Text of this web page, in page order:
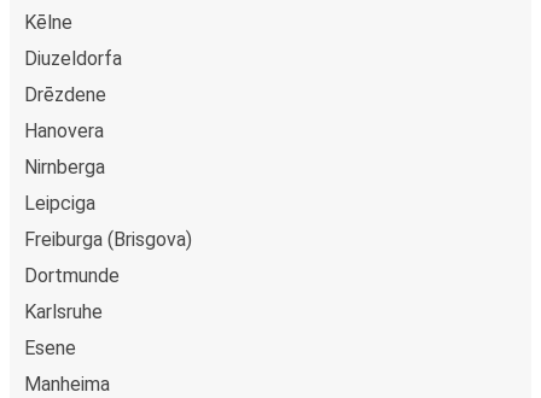
Kēlne
Diuzeldorfa
Drēzdene
Hanovera
Nirnberga
Leipciga
Freiburga (Brisgova)
Dortmunde
Karlsruhe
Esene
Manheima